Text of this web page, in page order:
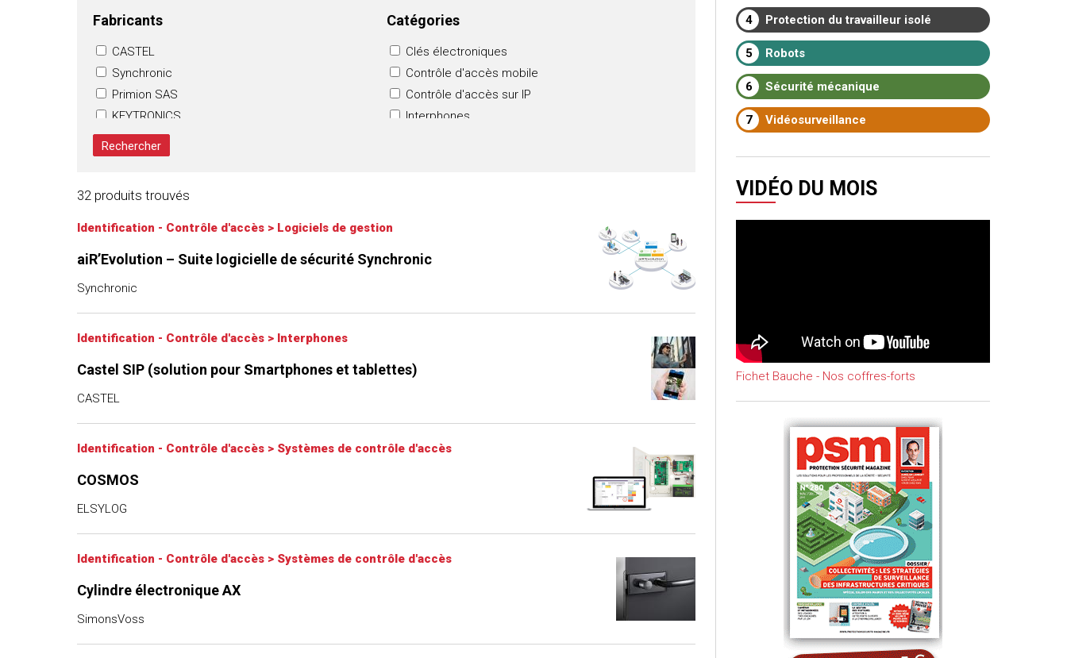
Fabricants
CASTEL
Synchronic
Primion SAS
KEYTRONICS
Sécurité Communications SAS
(Resideo)
SELEPSO
Catégories
Clés électroniques
Contrôle d'accès mobile
Contrôle d'accès sur IP
Interphones
32 produits trouvés
Identification - Contrôle d'accès > Logiciels de gestion
aiR’Evolution – Suite logicielle de sécurité Synchronic
Synchronic
Identification - Contrôle d'accès > Interphones
Castel SIP (solution pour Smartphones et tablettes)
CASTEL
Identification - Contrôle d'accès > Systèmes de contrôle d'accès
COSMOS
ELSYLOG
Identification - Contrôle d'accès > Systèmes de contrôle d'accès
Cylindre électronique AX
SimonsVoss
4 Protection du travailleur isolé
5 Robots
6 Sécurité mécanique
7 Vidéosurveillance
VIDÉO DU MOIS
Fichet Bauche - Nos coffres-forts